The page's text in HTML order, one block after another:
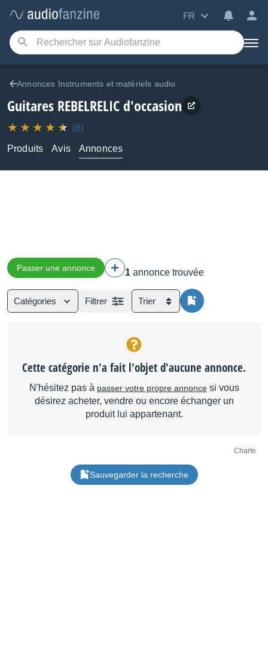
FR
Annonces Instruments et matériels audio
Guitares REBELRELIC d'occasion
(6)
Produits
Avis Annonces
Passer une annonce 1 annonce trouvée
Catégories Filtrer Trier
Cette catégorie n'a fait l'objet d'aucune annonce.
N'hésitez pas à passer votre propre annoncesi vous
désirez acheter, vendre ou encore échanger un
produit lui appartenant.
Charte
Sauvegarder la recherche